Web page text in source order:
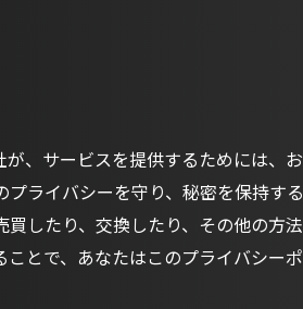
、サービスを提供するためには、お
ライバシーを守り、秘密を保持する
したり、交換したり、その他の方法
とで、あなたはこのプライバシーポ